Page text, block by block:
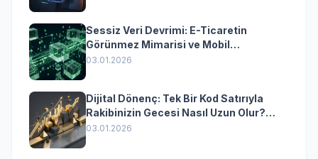
Sessiz Veri Devrimi: E-Ticaretin
Görünmez Mimarisi ve Mobil
Dönüşümün Kurumsal Anahtarı
03.01.2026
Dijital Dönenç: Tek Bir Kod Satırıyla
Rakibinizin Gecesi Nasıl Uzun Olur?
(Kurumsal Yazılımın Güçlü Rolü)
03.01.2026